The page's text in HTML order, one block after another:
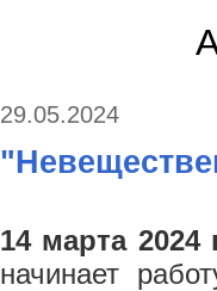
29.05.2024
14 марта 2024
начинает